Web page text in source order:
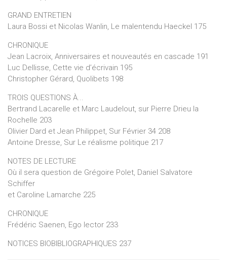
GRAND ENTRETIEN
Laura Bossi et Nicolas Wanlin, Le malentendu Haeckel 175
CHRONIQUE
Jean Lacroix, Anniversaires et nouveautés en cascade 191
Luc Dellisse, Cette vie d’écrivain 195
Christopher Gérard, Quolibets 198
TROIS QUESTIONS À...
Bertrand Lacarelle et Marc Laudelout, sur Pierre Drieu la
Rochelle 203
Olivier Dard et Jean Philippet, Sur Février 34 208
Antoine Dresse, Sur Le réalisme politique 217
NOTES DE LECTURE
Où il sera question de Grégoire Polet, Daniel Salvatore
Schiffer
et Caroline Lamarche 225
CHRONIQUE
Frédéric Saenen, Ego lector 233
NOTICES BIOBIBLIOGRAPHIQUES 237